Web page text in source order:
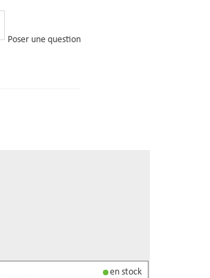
Poser une question
en stock